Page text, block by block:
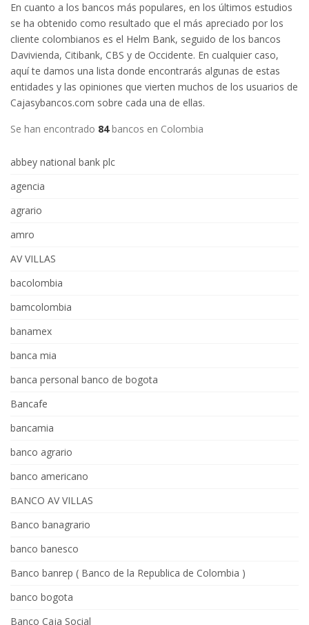
En cuanto a los bancos más populares, en los últimos estudios
se ha obtenido como resultado que el más apreciado por los
cliente colombianos es el Helm Bank, seguido de los bancos
Davivienda, Citibank, CBS y de Occidente. En cualquier caso,
aquí te damos una lista donde encontrarás algunas de estas
entidades y las opiniones que vierten muchos de los usuarios de
Cajasybancos.com sobre cada una de ellas.
Se han encontrado 84bancos en Colombia
abbey national bank plc
agencia
agrario
amro
AV VILLAS
bacolombia
bamcolombia
banamex
banca mia
banca personal banco de bogota
Bancafe
bancamia
banco agrario
banco americano
BANCO AV VILLAS
Banco banagrario
banco banesco
Banco banrep ( Banco de la Republica de Colombia )
banco bogota
Banco Caja Social